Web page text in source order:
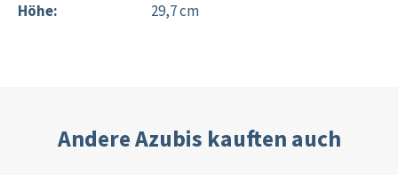
Höhe:
29,7 cm
Andere Azubis kauften auch